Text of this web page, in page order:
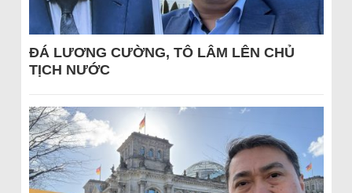
ĐÁ LƯƠNG CƯỜNG, TÔ LÂM LÊN CHỦ
TỊCH NƯỚC